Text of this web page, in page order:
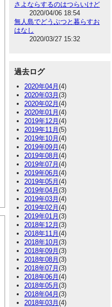
さよならするのはつらいけど
2020/04/06 18:54
無人島でどうぶつと暮らすお
はなし
2020/03/27 15:32
過去ログ
2020年04月 (4)
2020年03月 (3)
2020年02月 (4)
2020年01月 (4)
2019年12月 (4)
2019年11月 (5)
2019年10月 (4)
2019年09月 (4)
2019年08月 (4)
2019年07月 (4)
2019年06月 (4)
2019年05月 (4)
2019年04月 (3)
2019年03月 (4)
2019年02月 (4)
2019年01月 (3)
2018年12月 (3)
2018年11月 (4)
2018年10月 (3)
2018年09月 (3)
2018年08月 (3)
2018年07月 (3)
2018年06月 (4)
2018年05月 (3)
2018年04月 (3)
2018年03月 (4)